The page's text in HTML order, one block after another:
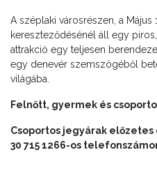
A széplaki városrészen, a Május
kereszteződésénél áll egy
attrakció egy teljesen
egy denevér szemszögéből
világába.
Felnőtt, gyermek és
Csoportos jegyárak előzetes
30 715 1266-os